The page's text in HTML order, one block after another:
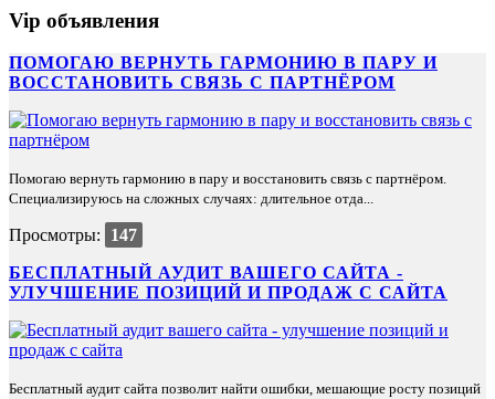
Vip объявления
ПОМОГАЮ ВЕРНУТЬ ГАРМОНИЮ В ПАРУ И
ВОССТАНОВИТЬ СВЯЗЬ С ПАРТНЁРОМ
Помогаю вернуть гармонию в пару и восстановить связь с партнёром.
Специализируюсь на сложных случаях: длительное отда...
Просмотры:
147
БЕСПЛАТНЫЙ АУДИТ ВАШЕГО САЙТА -
УЛУЧШЕНИЕ ПОЗИЦИЙ И ПРОДАЖ С САЙТА
Бесплатный аудит сайта позволит найти ошибки, мешающие росту позиций